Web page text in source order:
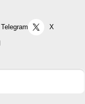
Telegram X